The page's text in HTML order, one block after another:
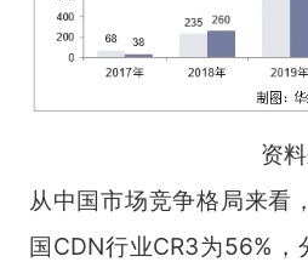
资
从中国市场竞争格局来看
国CDN行业CR3为56%，